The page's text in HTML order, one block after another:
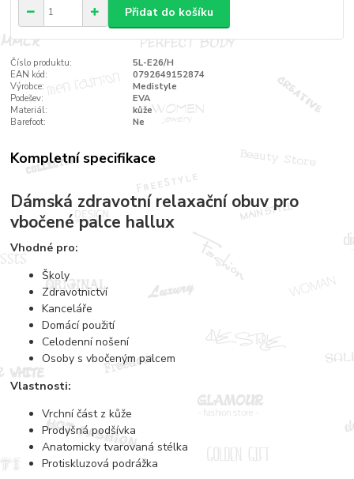
Přidat do košíku
Číslo produktu:
5L-E26/H
EAN kód:
0792649152874
Výrobce:
Medistyle
Podešev:
EVA
Materiál:
kůže
Barefoot:
Ne
Kompletní specifikace
Dámská zdravotní relaxační obuv pro
vbočené palce hallux
Vhodné pro:
Školy
Zdravotnictví
Kanceláře
Domácí použití
Celodenní nošení
Osoby s vbočeným palcem
Vlastnosti:
Vrchní část z kůže
Prodyšná podšívka
Anatomicky tvarovaná stélka
Protiskluzová podrážka